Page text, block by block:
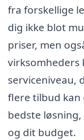
fra forskellige
dig ikke blot
priser, men
virksomheders
serviceniveau,
flere tilbud kan
bedste
og dit budget.